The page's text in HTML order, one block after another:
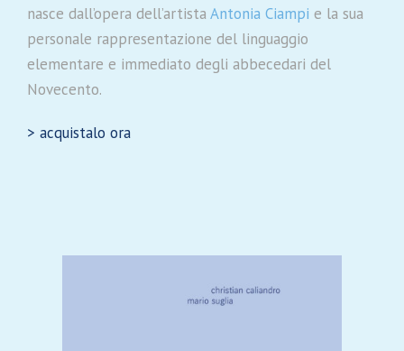
nasce dall’opera dell’artista Antonia Ciampi e la sua
personale rappresentazione del linguaggio
elementare e immediato degli abbecedari del
Novecento.
> acquistalo ora